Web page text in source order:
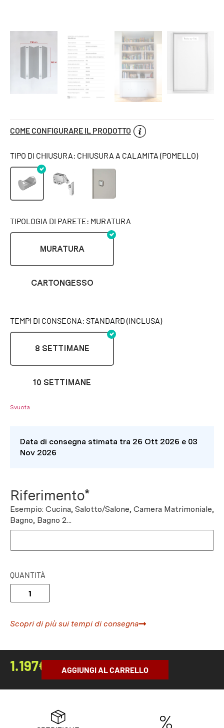
COME CONFIGURARE IL PRODOTTO
TIPO DI CHIUSURA: CHIUSURA A CALAMITA (POMELLO)
TIPOLOGIA DI PARETE: MURATURA
MURATURA
CARTONGESSO
TEMPI DI CONSEGNA: STANDARD (INCLUSA)
8 SETTIMANE
10 SETTIMANE
Svuota
Data di consegna stimata tra 26 Ott 2026 e 03
Nov 2026
Riferimento*
Esempio: Cucina, Salotto/Salone, Camera Matrimoniale,
Bagno, Bagno 2...
QUANTITÀ
Scopri di più sui tempi di consegna
1.197€ AGGIUNGI AL CARRELLO